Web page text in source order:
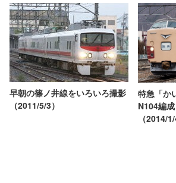
早朝の篠ノ井線をいろいろ撮影
（2011/5/3）
特急「か
N104編
（2014/1/